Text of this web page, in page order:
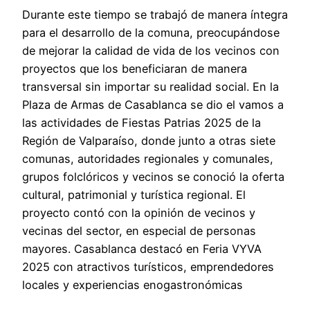
Durante este tiempo se trabajó de manera íntegra
para el desarrollo de la comuna, preocupándose
de mejorar la calidad de vida de los vecinos con
proyectos que los beneficiaran de manera
transversal sin importar su realidad social. En la
Plaza de Armas de Casablanca se dio el vamos a
las actividades de Fiestas Patrias 2025 de la
Región de Valparaíso, donde junto a otras siete
comunas, autoridades regionales y comunales,
grupos folclóricos y vecinos se conoció la oferta
cultural, patrimonial y turística regional. El
proyecto contó con la opinión de vecinos y
vecinas del sector, en especial de personas
mayores. Casablanca destacó en Feria VYVA
2025 con atractivos turísticos, emprendedores
locales y experiencias enogastronómicas